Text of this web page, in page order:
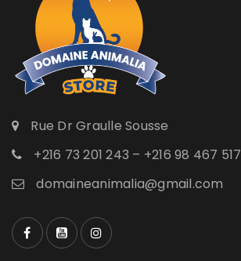
Rue Dr Graulle Sousse
+216 73 201 243 – +216 98 467 517
domaineanimalia@gmail.com